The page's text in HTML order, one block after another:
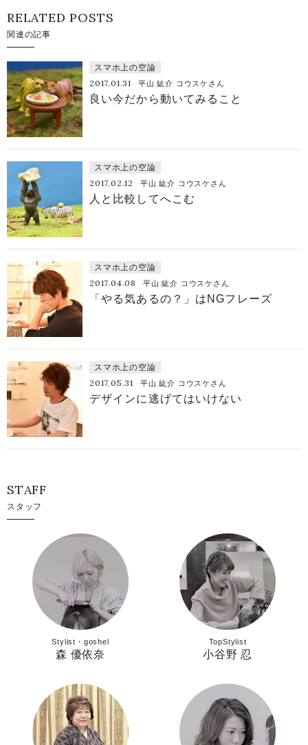
RELATED POSTS
関連の記事
スマホ上の空論
2017.01.31 平山 紘介 コウスケさん
良い今だから動いてみること
スマホ上の空論
2017.02.12 平山 紘介 コウスケさん
人と比較してへこむ
スマホ上の空論
2017.04.08 平山 紘介 コウスケさん
「やる気あるの？」はNGフレーズ
スマホ上の空論
2017.05.31 平山 紘介 コウスケさん
デザインに逃げてはいけない
STAFF
スタッフ
Stylist・goshel
森 優依奈
TopStylist
小谷野 忍